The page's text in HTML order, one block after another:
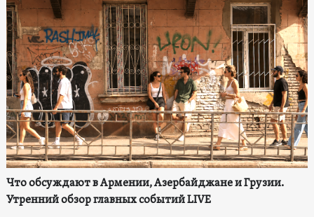
Что обсуждают в Армении, Азербайджане и Грузии.
Утренний обзор главных событий LIVE